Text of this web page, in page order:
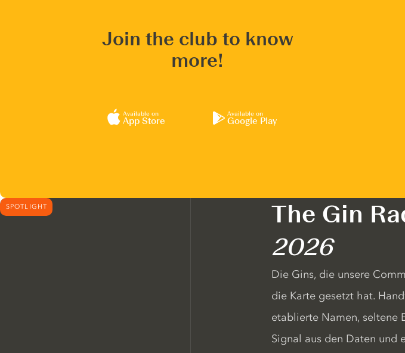
Join the club to know
more!
Available on
App Store
Available on
Google Play
SPOTLIGHT The Gin
2026
Die Gins, die unsere
die Karte gesetzt hat.
etablierte Namen, seltene
Signal aus den Daten und